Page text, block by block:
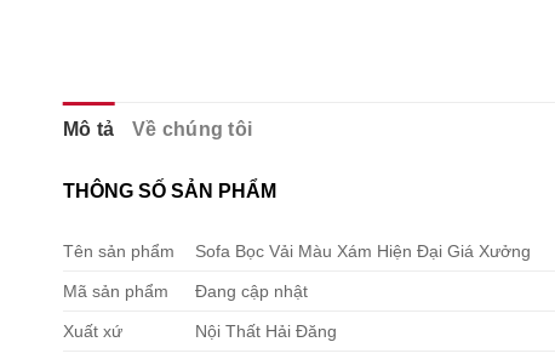
Mô tả Về chúng tôi
THÔNG SỐ SẢN PHẨM
Tên sản phẩm Sofa Bọc Vải Màu Xám Hiện Đại Giá Xưởng
Mã sản phẩm Đang cập nhật
Xuất xứ Nội Thất Hải Đăng